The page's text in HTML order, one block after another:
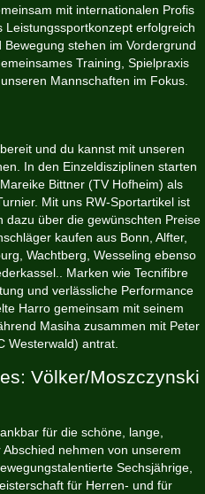
mit internationalen Profis
Leistungssportkonzept erfolgreich
stehen im Vordergrund
Training, Spielpraxis
Mannschaften im Fokus.
und du kannst mit unseren
In den Einzeldisziplinen starten
Bittner (TV Hofheim) als
Mit uns RW-Sportartikel ist
dazu über die gewünschten Preise
kaufen aus Bonn, Alfter,
Wachtberg, Wesseling ebenso
Marken wie Tecnifibre
und verlässliche Performance
Harro gemeinsam mit seinem
Masiha zusammen mit Peter
Westerwald) antrat.
Völker/Moszczynski
für die schöne, lange,
nehmen von unserem
Sechsjährige,
für Herren- und für